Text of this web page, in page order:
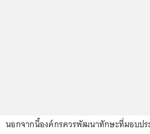
นอกจากนี้องค์กรควรพัฒนาทักษะที่มอบป